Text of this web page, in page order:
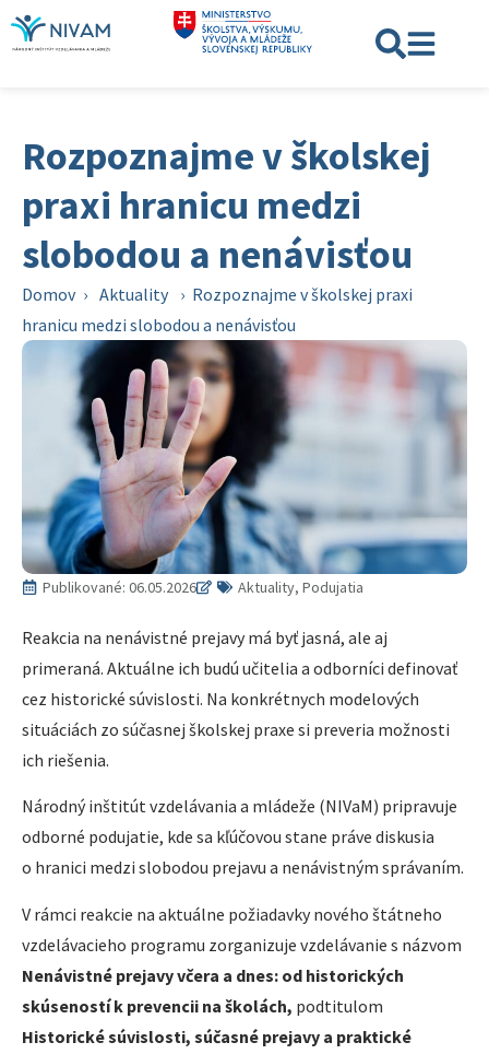
Rozpoznajme v školskej
praxi hranicu medzi
slobodou a nenávisťou
Domov › Aktuality › Rozpoznajme v školskej praxi
hranicu medzi slobodou a nenávisťou
Publikované: 06.05.2026 Aktuality, Podujatia
Reakcia na nenávistné prejavy má byť jasná, ale aj
primeraná. Aktuálne ich budú učitelia a odborníci definovať
cez historické súvislosti. Na konkrétnych modelových
situáciách zo súčasnej školskej praxe si preveria možnosti
ich riešenia.
Národný inštitút vzdelávania a mládeže (NIVaM) pripravuje
odborné podujatie, kde sa kľúčovou stane práve diskusia
o hranici medzi slobodou prejavu a nenávistným správaním.
V rámci reakcie na aktuálne požiadavky nového štátneho
vzdelávacieho programu zorganizuje vzdelávanie s názvom
Nenávistné prejavy včera a dnes: od historických
skúseností k prevencii na školách, podtitulom
Historické súvislosti, súčasné prejavy a praktické